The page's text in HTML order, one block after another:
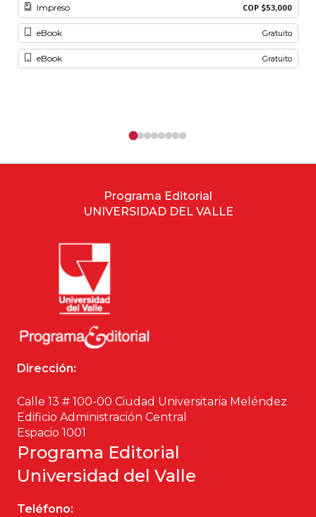
Impreso COP $53,000
eBook Gratuito
eBook Gratuito
Programa Editorial
UNIVERSIDAD DEL VALLE
Dirección:
Calle 13 # 100-00 Ciudad Universitaria Meléndez
Edificio Administración Central
Espacio 1001
Programa Editorial
Universidad del Valle
Teléfono: